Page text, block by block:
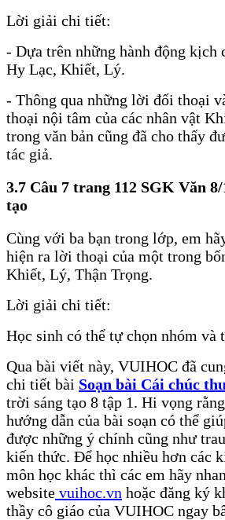
Lời giải chi tiết:
- Dựa trên những hành động kịch
Hy Lạc, Khiết, Lý.
- Thông qua những lời đối thoại
thoại nội tâm của các nhân vật
trong văn bản cũng đã cho thấy
tác giả.
3.7 Câu 7 trang 112 SGK Văn
tạo
Cùng với ba bạn trong lớp, em
hiện ra lời thoại của một trong
Khiết, Lý, Thận Trọng.
Lời giải chi tiết:
Học sinh có thể tự chọn nhóm và
Qua bài viết này, VUIHOC đã
chi tiết bài Soạn bài Cái chúc
trời sáng tạo 8 tập 1. Hi vọng
hướng dẫn của bài soạn có thể
được những ý chính cũng như
kiến thức. Để học nhiều hơn các
môn học khác thì các em hãy
website vuihoc.vn hoặc đăng ký
thầy cô giáo của VUIHOC ngay